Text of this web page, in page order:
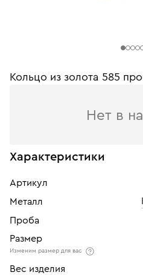
Кольцо из золота 585
Нет в
Характеристики
Артикул
Металл
Проба
Размер
Изменим размер для вас
Вес изделия